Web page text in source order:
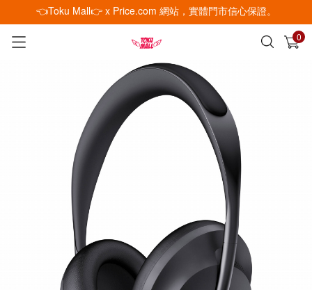
👈Toku Mall👉 x Price.com 網站，實體門市信心保證。
0
已加入購物車 查看